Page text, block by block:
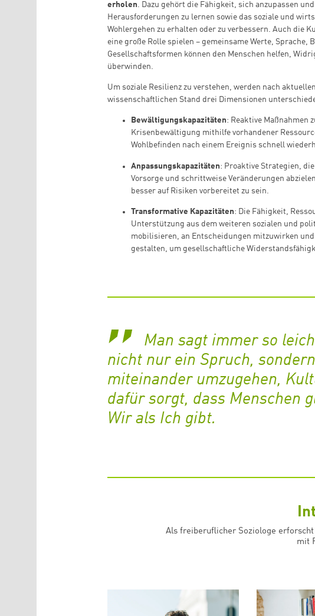
erholen. Dazu gehört die Fähigkeit, sich anzupassen
Herausforderungen zu lernen sowie das soziale und
Wohlergehen zu erhalten oder zu verbessern. Auch die
eine große Rolle spielen – gemeinsame Werte, Sprache,
Gesellschaftsformen können den Menschen helfen,
überwinden.
Um soziale Resilienz zu verstehen, werden nach
wissenschaftlichen Stand drei Dimensionen
Bewältigungskapazitäten: Reaktive Maßnahmen
Krisenbewältigung mithilfe vorhandener
Wohlbefinden nach einem Ereignis schnell
Anpassungskapazitäten: Proaktive Strategien, die
Vorsorge und schrittweise Veränderungen
besser auf Risiken vorbereitet zu sein.
Transformative Kapazitäten: Die Fähigkeit,
Unterstützung aus dem weiteren sozialen und
mobilisieren, an Entscheidungen mitzuwirken
gestalten, um gesellschaftliche
Man sagt immer so
nicht nur ein Spruch,
miteinander umzugehen,
dafür sorgt, dass Menschen
Wir als Ich gibt.
Als freiberuflicher Soziologe
mit